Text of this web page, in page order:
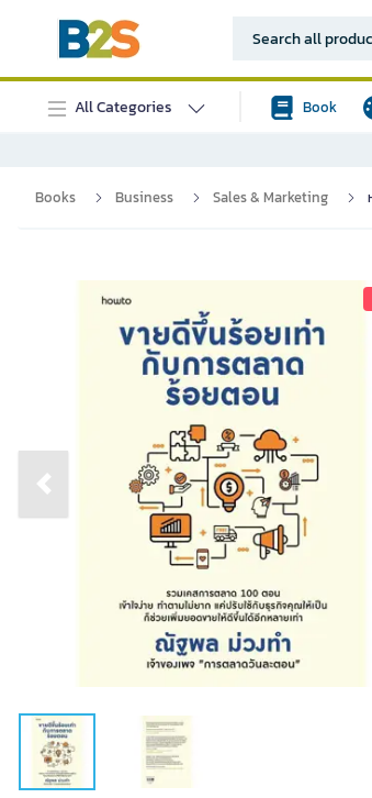
All Categories Book
Books Business Sales & Marketing
Previous slide